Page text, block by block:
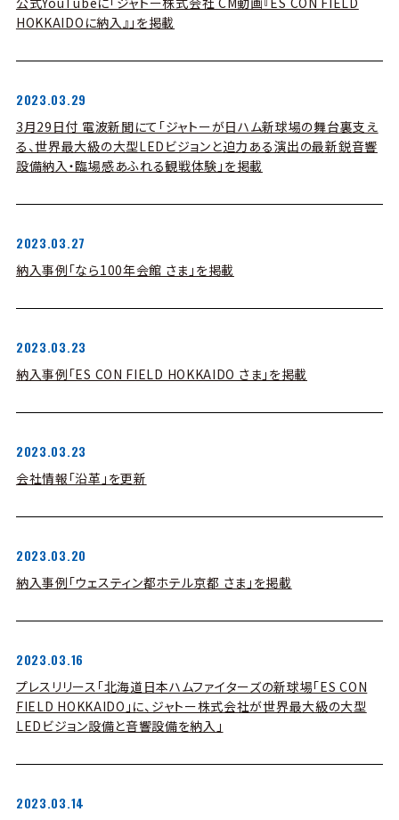
HOKKAIDOに納入』」を掲載
2023.03.29
3月29日付 電波新聞にて「ジャトーが日ハム新球場の舞台裏支え
る、世界最大級の大型LEDビジョンと迫力ある演出の最新鋭音響
設備納入・臨場感あふれる観戦体験」を掲載
2023.03.27
納入事例「なら100年会館 さま」を掲載
2023.03.23
納入事例「ES CON FIELD HOKKAIDO さま」を掲載
2023.03.23
会社情報「沿革」を更新
2023.03.20
納入事例「ウェスティン都ホテル京都 さま」を掲載
2023.03.16
プレスリリース「北海道日本ハムファイターズの新球場「ES CON
FIELD HOKKAIDO」に、ジャトー株式会社が世界最大級の大型
LEDビジョン設備と音響設備を納入」
2023.03.14